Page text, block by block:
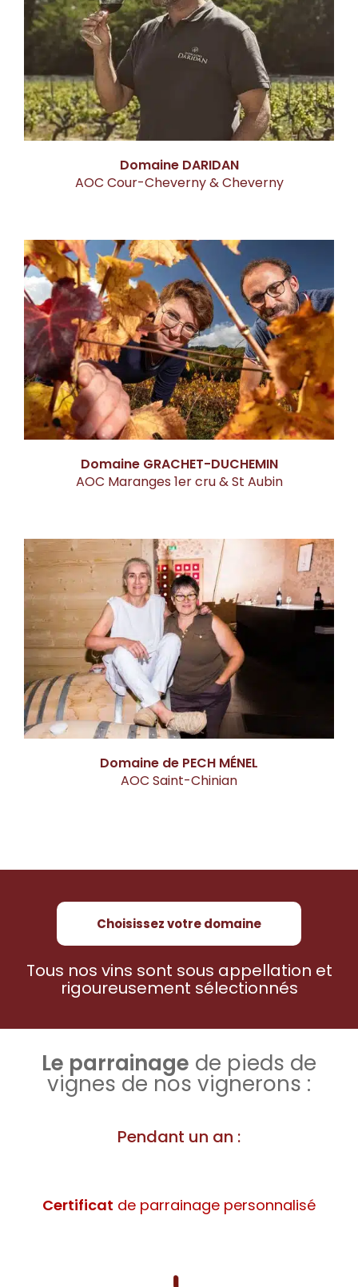
Domaine DARIDAN
AOC Cour-Cheverny & Cheverny
Domaine GRACHET-DUCHEMIN
AOC Maranges 1er cru & St Aubin
Domaine de PECH MÉNEL
AOC Saint-Chinian
Choisissez votre domaine
Tous nos vins sont sous appellation et
rigoureusement sélectionnés
Le parrainage de pieds de
vignes de nos vignerons :
Pendant un an :
Certificat de parrainage personnalisé